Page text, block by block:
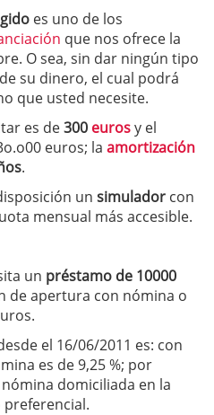
es uno de los
que nos ofrece la
O sea, sin dar ningún tipo
su dinero, el cual podrá
que usted necesite.
es de300 eurosy el
euros; la amortización
.
un simulador con
mensual más accesible.
un préstamo de 10000
de apertura con nómina o
el 16/06/2011 es: con
es de 9,25 %; por
domiciliada en la